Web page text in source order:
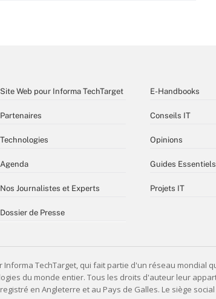
Site Web pour Informa TechTarget
Partenaires
Technologies
Agenda
Nos Journalistes et Experts
Dossier de Presse
E-Handbooks
Conseils IT
Opinions
Guides Essentiels
Projets IT